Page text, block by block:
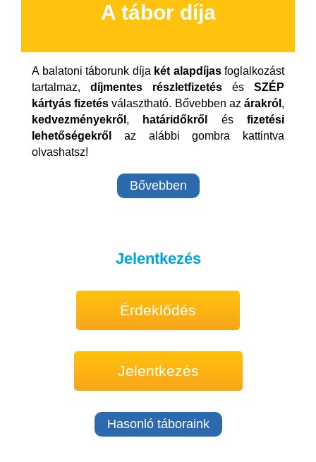
A tábor díja
A balatoni táborunk díja két alapdíjasfoglalkozást
tartalmaz, díjmentes részletfizetés és SZÉP
kártyás fizetés választható. Bővebben azárakról ,
kedvezményekről , határidőkről ésfizetési
lehetőségekről
az alábbi gombra kattintva
olvashatsz!
Bővebben
Jelentkezés
Érdeklődés
Jelentkezés
Hasonló táboraink